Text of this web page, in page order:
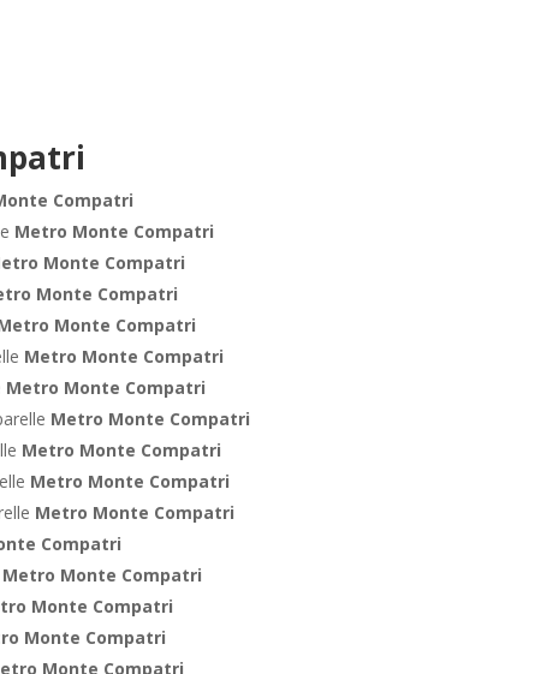
Compatri
Metro Monte Compatri
Monte Compatri
Monte Compatri
Monte Compatri
Metro Monte Compatri
Metro Monte Compatri
Metro Monte Compatri
Metro Monte Compatri
Metro Monte Compatri
Metro Monte Compatri
Compatri
Metro Monte Compatri
Monte Compatri
Monte Compatri
Monte Compatri